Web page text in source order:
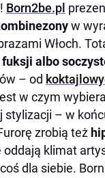
Born2be.pl
w
Włoch.
albo
– od
w czym
stylizacji – w
zrobią też
klimat
dla siebie.